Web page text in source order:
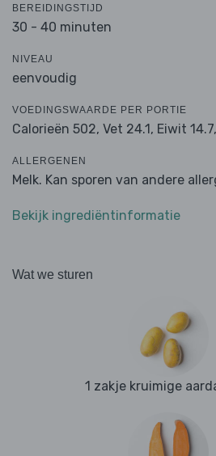
BEREIDINGSTIJD
30 - 40 minuten
NIVEAU
eenvoudig
VOEDINGSWAARDE PER PORTIE
Calorieën 502, Vet 24.1, Eiwit 14.7,
ALLERGENEN
Melk. Kan sporen van andere
Bekijk ingrediëntinformatie
Wat we sturen
1 zakje kruimige